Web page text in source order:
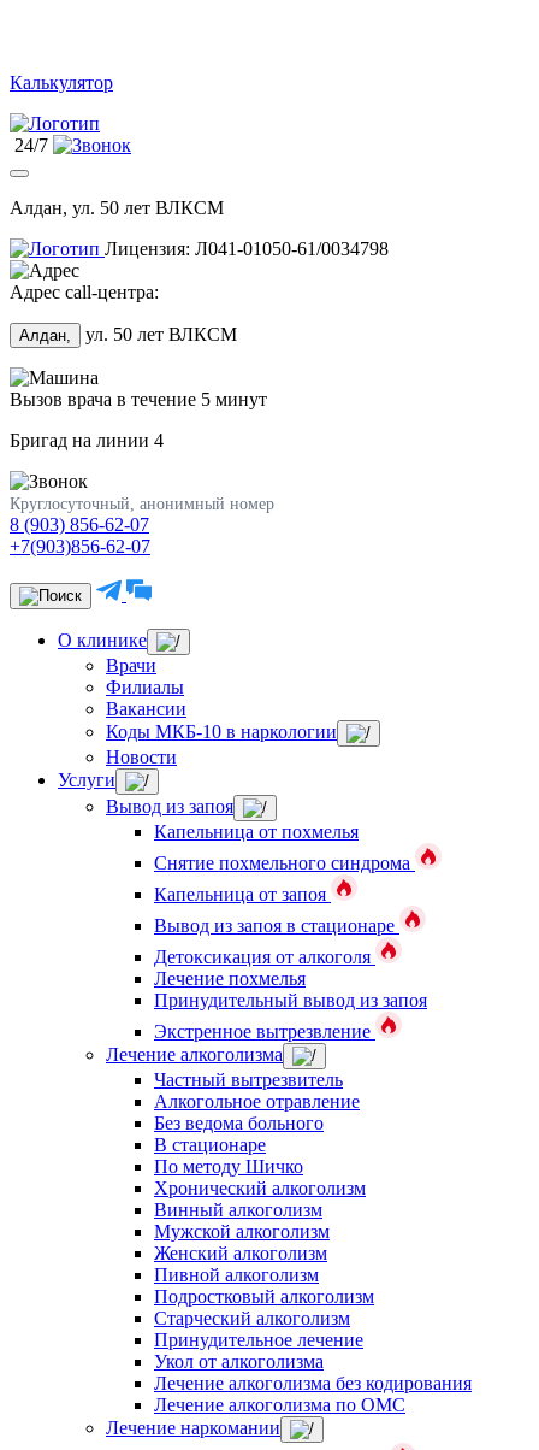
Калькулятор
24/7
Алдан, ул. 50 лет ВЛКСМ
Лицензия: Л041-01050-61/0034798
Адрес call-центра:
Алдан, ул. 50 лет ВЛКСМ
Вызов врача в течение 5 минут
Бригад на линии 4
Круглосуточный, анонимный номер
8 (903) 856-62-07
+7(903)856-62-07
О клинике
Врачи
Филиалы
Вакансии
Коды МКБ-10 в наркологии
Новости
Услуги
Вывод из запоя
Капельница от похмелья
Снятие похмельного синдрома
Капельница от запоя
Вывод из запоя в стационаре
Детоксикация от алкоголя
Лечение похмелья
Принудительный вывод из запоя
Экстренное вытрезвление
Лечение алкоголизма
Частный вытрезвитель
Алкогольное отравление
Без ведома больного
В стационаре
По методу Шичко
Хронический алкоголизм
Винный алкоголизм
Мужской алкоголизм
Женский алкоголизм
Пивной алкоголизм
Подростковый алкоголизм
Старческий алкоголизм
Принудительное лечение
Укол от алкоголизма
Лечение алкоголизма без кодирования
Лечение алкоголизма по ОМС
Лечение наркомании